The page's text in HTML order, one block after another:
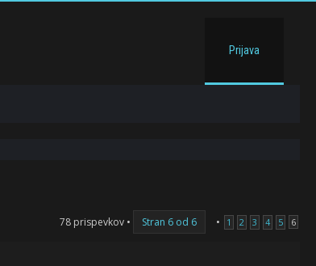
Prijava
78 prispevkov • Stran 6 od 6 • 1 2 3 4 5 6